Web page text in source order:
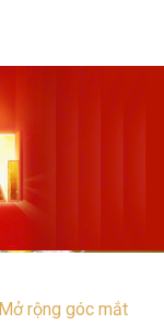
Mở rộng góc mắt